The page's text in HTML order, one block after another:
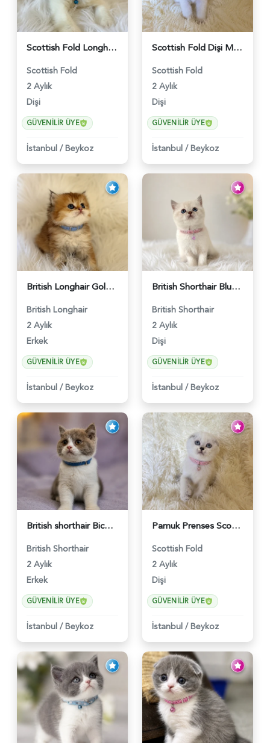
Scottish Fold Longhair Lilac Bi Color 2 Aylık - 5908
Scottish Fold
2 Aylık
Dişi
GÜVENILIR ÜYE
İstanbul / Beykoz
Scottish Fold Dişi Mükemmel Yavrumuz - 5909
Scottish Fold
2 Aylık
Dişi
GÜVENILIR ÜYE
İstanbul / Beykoz
British Longhair Golden Erkek Yavrumuz - 5910
British Longhair
2 Aylık
Erkek
GÜVENILIR ÜYE
İstanbul / Beykoz
British Shorthair Blue Point Kızımız 2 Aylık - 5149
British Shorthair
2 Aylık
Dişi
GÜVENILIR ÜYE
İstanbul / Beykoz
British shorthair Bicolor Lilac Erkek - 5905
British Shorthair
2 Aylık
Erkek
GÜVENILIR ÜYE
İstanbul / Beykoz
Pamuk Prenses Scottish Fold Maviş Yavrumuz - 6009
Scottish Fold
2 Aylık
Dişi
GÜVENILIR ÜYE
İstanbul / Beykoz